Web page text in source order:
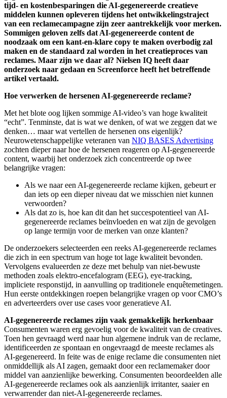
tijd- en kostenbesparingen die AI-gegenereerde creatieve
middelen kunnen opleveren tijdens het ontwikkelingstraject
van een reclamecampagne zijn zeer aantrekkelijk voor merken.
Sommigen geloven zelfs dat AI-gegenereerde content de
noodzaak om een kant-en-klare copy te maken overbodig zal
maken en de standaard zal worden in het creatieproces van
reclames. Maar zijn we daar al? Nielsen IQ heeft daar
onderzoek naar gedaan en Screenforce heeft het betreffende
artikel vertaald.
Hoe verwerken de hersenen AI-gegenereerde reclame?
Met het blote oog lijken sommige AI-video’s van hoge kwaliteit
“echt”. Tenminste, dat is wat we denken, of wat we zeggen dat we
denken… maar wat vertellen de hersenen ons eigenlijk?
Neurowetenschappelijke veteranen van NIQ BASES Advertising
zochten dieper naar hoe de hersenen reageren op AI-gegenereerde
content, waarbij het onderzoek zich concentreerde op twee
belangrijke vragen:
Als we naar een AI-gegenereerde reclame kijken, gebeurt er
dan iets op een dieper niveau dat we misschien niet kunnen
verwoorden?
Als dat zo is, hoe kan dit dan het succespotentieel van AI-
gegenereerde reclames beïnvloeden en wat zijn de gevolgen
op lange termijn voor de merken van onze klanten?
De onderzoekers selecteerden een reeks AI-gegenereerde reclames
die zich in een spectrum van hoge tot lage kwaliteit bevonden.
Vervolgens evalueerden ze deze met behulp van niet-bewuste
methoden zoals elektro-encefalogram (EEG), eye-tracking,
impliciete responstijd, in aanvulling op traditionele enquêtemetingen.
Hun eerste ontdekkingen roepen belangrijke vragen op voor CMO’s
en adverteerders over use cases voor generatieve AI.
AI-gegenereerde reclames zijn vaak gemakkelijk herkenbaar
Consumenten waren erg gevoelig voor de kwaliteit van de creatives.
Toen hen gevraagd werd naar hun algemene indruk van de reclame,
identificeerden ze spontaan en ongevraagd de meeste reclames als
AI-gegenereerd. In feite was de enige reclame die consumenten niet
onmiddellijk als AI zagen, gemaakt door een reclamemaker door
middel van aanzienlijke bewerking. Consumenten beoordeelden alle
AI-gegenereerde reclames ook als aanzienlijk irritanter, saaier en
verwarrender dan niet-AI-gegenereerde reclames.